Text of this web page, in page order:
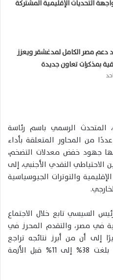
التحديات الإقليمية المشتركة
مصر الكامل لمدغشقر ويعزز
بمذكرات تعاون جديدة
، المتحدث الرسمي باسم رئاسة
من المحاور المتعلقة بأداء
جهود خفض معدلات التضخم،
الاحتياطي النقدي الأجنبي، إلى
والتوترات الجيوسياسية
السيسي تابع خلال الاجتماع
في مصر، والتقدم المحرز في
إلى أن من أبرز نتائجه تراجع
معدل التضخم من ذروته التي بلغت 38% إلى 11% قبل الأزمة